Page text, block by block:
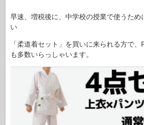
早速、増税後に、中学校の授業で使うため
い
「柔道着セット」を買いに来られる方で
も多数いらっしゃいます。